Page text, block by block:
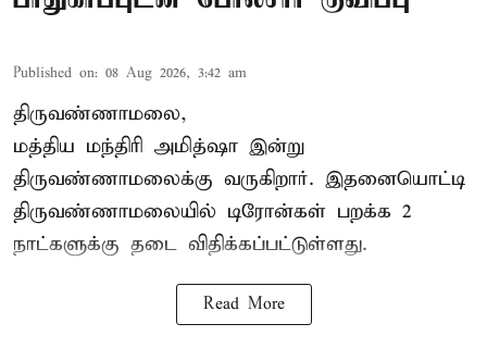
Published on: 08 Aug 2026, 3:42 am
திருவண்ணாமலை,
மத்திய மந்திரி அமித்ஷா இன்று
திருவண்ணாமலைக்கு வருகிறார். இதனையொட்டி
திருவண்ணாமலையில் டிரோன்கள் பறக்க 2
நாட்களுக்கு தடை விதிக்கப்பட்டுள்ளது.
Read More